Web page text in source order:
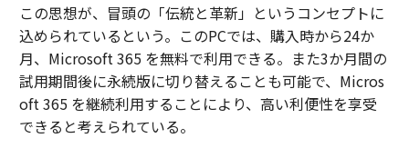
この思想が、冒頭の「伝統と革新」というコンセプトに
込められているという。このPCでは、購入時から24か
月、Microsoft 365 を無料で利用できる。また3か月間の
試用期間後に永続版に切り替えることも可能で、Micros
oft 365 を継続利用することにより、高い利便性を享受
できると考えられている。